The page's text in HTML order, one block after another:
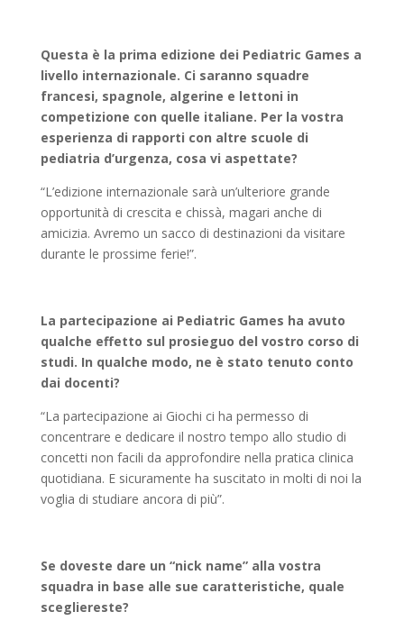
Questa è la prima edizione dei Pediatric Games a
livello internazionale. Ci saranno squadre
francesi, spagnole, algerine e lettoni in
competizione con quelle italiane. Per la vostra
esperienza di rapporti con altre scuole di
pediatria d’urgenza, cosa vi aspettate?
“L’edizione internazionale sarà un’ulteriore grande
opportunità di crescita e chissà, magari anche di
amicizia. Avremo un sacco di destinazioni da visitare
durante le prossime ferie!”.
La partecipazione ai Pediatric Games ha avuto
qualche effetto sul prosieguo del vostro corso di
studi. In qualche modo, ne è stato tenuto conto
dai docenti?
“La partecipazione ai Giochi ci ha permesso di
concentrare e dedicare il nostro tempo allo studio di
concetti non facili da approfondire nella pratica clinica
quotidiana. E sicuramente ha suscitato in molti di noi la
voglia di studiare ancora di più”.
Se doveste dare un “nick name” alla vostra
squadra in base alle sue caratteristiche, quale
scegliereste?